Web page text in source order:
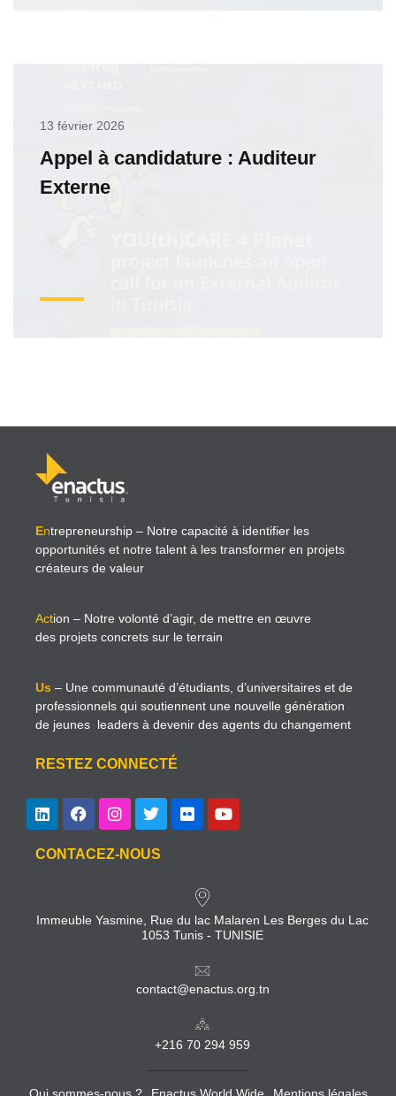
13 février 2026
Appel à candidature : Auditeur
Externe
Entrepreneurship – Notre capacité à identifier les
opportunités et notre talent à les transformer en projets
créateurs de valeur
Action – Notre volonté d’agir, de mettre en œuvre
des projets concrets sur le terrain
Us – Une communauté d’étudiants, d’universitaires et de
professionnels qui soutiennent une nouvelle génération
de jeunes leaders à devenir des agents du changement
RESTEZ CONNECTÉ
CONTACEZ-NOUS
Immeuble Yasmine, Rue du lac Malaren Les Berges du Lac
1053 Tunis - TUNISIE
contact@enactus.org.tn
+216 70 294 959